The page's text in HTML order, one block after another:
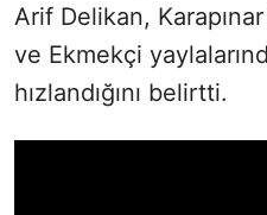
Arif Delikan,
ve Ekmekçi
hızlandığını belirtti.